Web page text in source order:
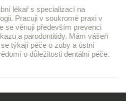
lékař s specializací na
Pracuji v soukromé praxi v
se věnuji především prevenci
a parodontitidy. Mám vášeň
týkají péče o zuby a ústní
o důležitosti dentální péče.